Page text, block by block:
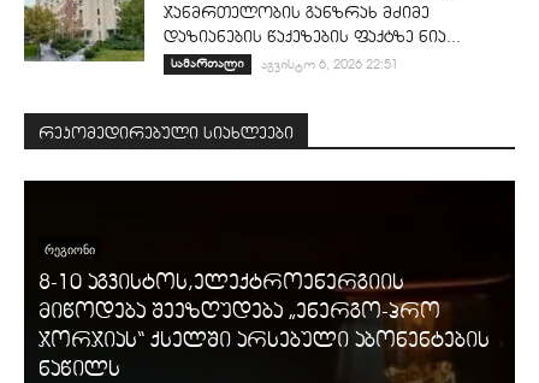
ჯანმრთელობის განზრახ მძიმე
დაზიანების წაქეზების ფაქტზე ნია...
სამართალი აგვისტო 6, 2026 22:51
რეკომედირებული სიახლეები
ᲠᲔᲒᲘᲝᲜᲘ
8-10 აგვისტოს,ელექტროენერგიის
მიწოდება შეეზღუდება „ენერგო-პრო
ჯორჯიას“ ქსელში არსებული აბონენტების
ნაწილს